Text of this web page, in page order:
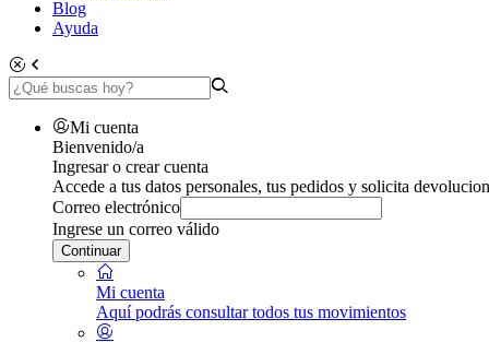
Blog
Ayuda
Mi cuenta
Bienvenido/a
Ingresar o crear cuenta
Accede a tus datos personales, tus pedidos y solicita
Correo electrónico
Ingrese un correo válido
Continuar
Mi cuenta
Aquí podrás consultar todos tus movimientos